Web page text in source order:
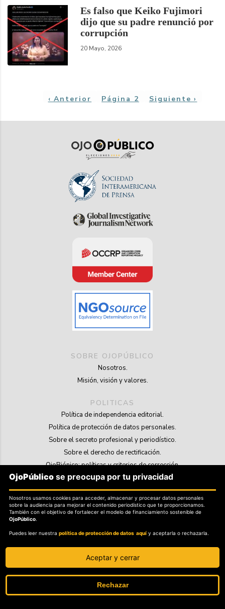
Es falso que Keiko Fujimori
dijo que su padre renunció por
corrupción
20 Mayo, 2026
Paginación
Página
‹ Anterior Página 2 Siguiente
página
Siguiente ›
SOBRE OJOPÚBLICO
Nosotros.
Misión, visión y valores.
POLITICAS
Política de independencia editorial.
Política de protección de datos personales.
Sobre el secreto profesional y periodístico.
Sobre el derecho de rectificación.
OjoBiónico: políticas y criterios de corrección.
Sobre libertad de información frente a pedidos de retiro de contenidos.
SOSTENIBILIDAD
La Tienda de OjoPúblico.
OjoLab.
OjoPúblico se preocupa por tu privacidad
Nosotros usamos cookies para acceder, almacenar y procesar datos personales
sobre la audiencia para mejorar el contenido periodístico que te proporcionamos.
También con el objetivo de fortalecer el modelo de financiamiento sostenible de
OjoPúblico.
Puedes leer nuestrapolítica de protección de datos aquí y aceptarla o rechazarla.
Aceptar y cerrar
Rechazar